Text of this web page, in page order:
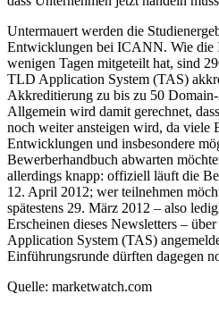
Untermauert werden die
Entwicklungen bei ICANN. Wie die
wenigen Tagen mitgeteilt hat, sind
TLD Application System (TAS)
Akkreditierung zu bis zu 50
Allgemein wird damit gerechnet,
noch weiter ansteigen wird, da viele
Entwicklungen und insbesondere
Bewerberhandbuch abwarten
allerdings knapp: offiziell läuft die
12. April 2012; wer teilnehmen
spätestens 29. März 2012 – also
Erscheinen dieses Newsletters –
Application System (TAS)
Einführungsrunde dürften dagegen
Quelle: marketwatch.com